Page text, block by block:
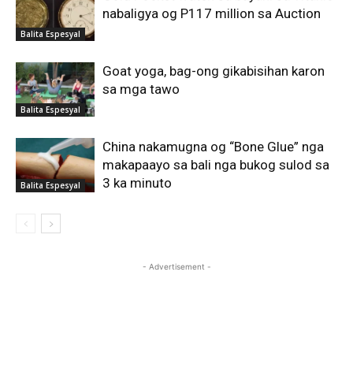
Balita Espesyal
nabaligya og P117 million sa Auction
Balita Espesyal
Goat yoga, bag-ong gikabisihan karon
sa mga tawo
Balita Espesyal
China nakamugna og “Bone Glue” nga
makapaayo sa bali nga bukog sulod sa
3 ka minuto
- Advertisement -